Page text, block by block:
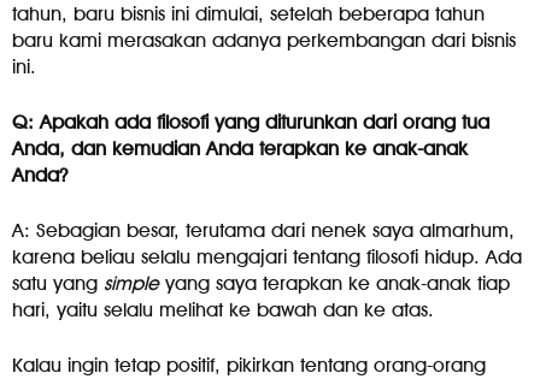
tahun, baru bisnis ini dimulai, setelah beberapa tahun
baru kami merasakan adanya perkembangan dari bisnis
ini.
Q: Apakah ada filosofi yang diturunkan dari orang tua
Anda, dan kemudian Anda terapkan ke anak-anak
Anda?
A: Sebagian besar, terutama dari nenek saya almarhum,
karena beliau selalu mengajari tentang filosofi hidup. Ada
satu yang simpleyang saya terapkan ke anak-anak tiap
hari, yaitu selalu melihat ke bawah dan ke atas.
Kalau ingin tetap positif, pikirkan tentang orang-orang